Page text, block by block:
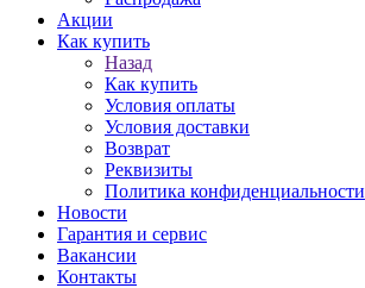
Акции
Как купить
Назад
Как купить
Условия оплаты
Условия доставки
Возврат
Реквизиты
Политика конфиденциальности
Новости
Гарантия и сервис
Вакансии
Контакты